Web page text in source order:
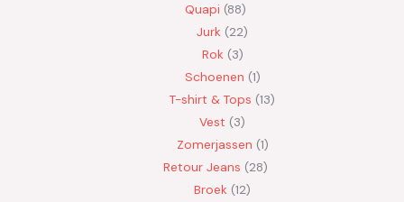
Quapi 88
Jurk 22
Rok 3
Schoenen 1
T-shirt & Tops 13
Vest
3
Zomerjassen 1
Retour Jeans
28
Broek 12